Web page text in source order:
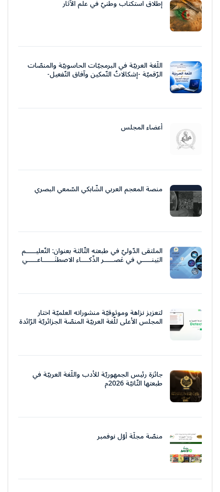
إطلاق استكتاب وطنيّ في علم الآثار
اللّغة العربيّة في البرمجيّات الحاسوبيّة والمنصّات
الرّقميّة -إشكالاتُ التّمكين وآفاق التّفعيل-
أعضاء المجلس
منصة المعجم العربي الشّابكي السّمعي البصري
الملتقى الدّوليّ في طبعته الثّالثة بعنوان: التّعليـــــم
البَينـــــي في عَصـــــر الذّكــــاء الاصطنَــــــاعـــــي
لتعزيز نزاهة وموثوقيّة منشوراته العلميّة اختار
المجلس الأعلى للّغة العربيّة المنصّة الجزائريّة الرّائدة
جائزة رئيس الجمهوريّة للأدب واللّغة العربيّة في
طبعتها الثّانيّة 2026م
منصّة مجلّة أوّل نوفمبر